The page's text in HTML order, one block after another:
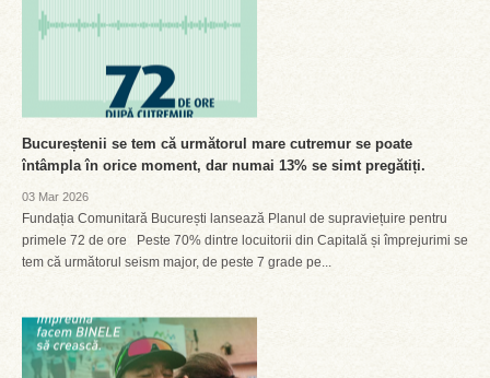
Bucureștenii se tem că următorul mare cutremur se poate
întâmpla în orice moment, dar numai 13% se simt pregătiți.
03 Mar 2026
Fundația Comunitară București lansează Planul de supraviețuire pentru
primele 72 de ore Peste 70% dintre locuitorii din Capitală și împrejurimi se
tem că următorul seism major, de peste 7 grade pe...